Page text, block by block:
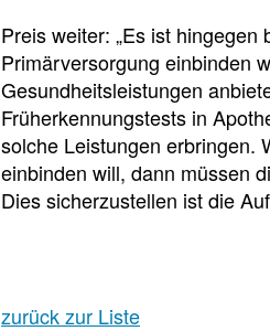
Preis weiter: „Es ist
Primärversorgung einbinden
Gesundheitsleistungen
Früherkennungstests in
solche Leistungen erbringen.
einbinden will, dann müssen
Dies sicherzustellen ist die
zurück zur Liste